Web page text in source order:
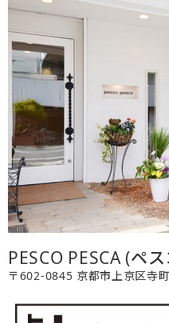
PESCO PESCA (ペ
〒602-0845 京都市上京区寺